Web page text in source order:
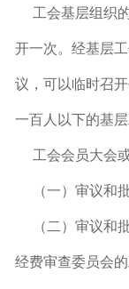
工会基层组织的
开一次。经基层
议，可以临时召
一百人以下的基
工会会员大会或
（一）审议和批
（二）审议和批
经费审查委员会的